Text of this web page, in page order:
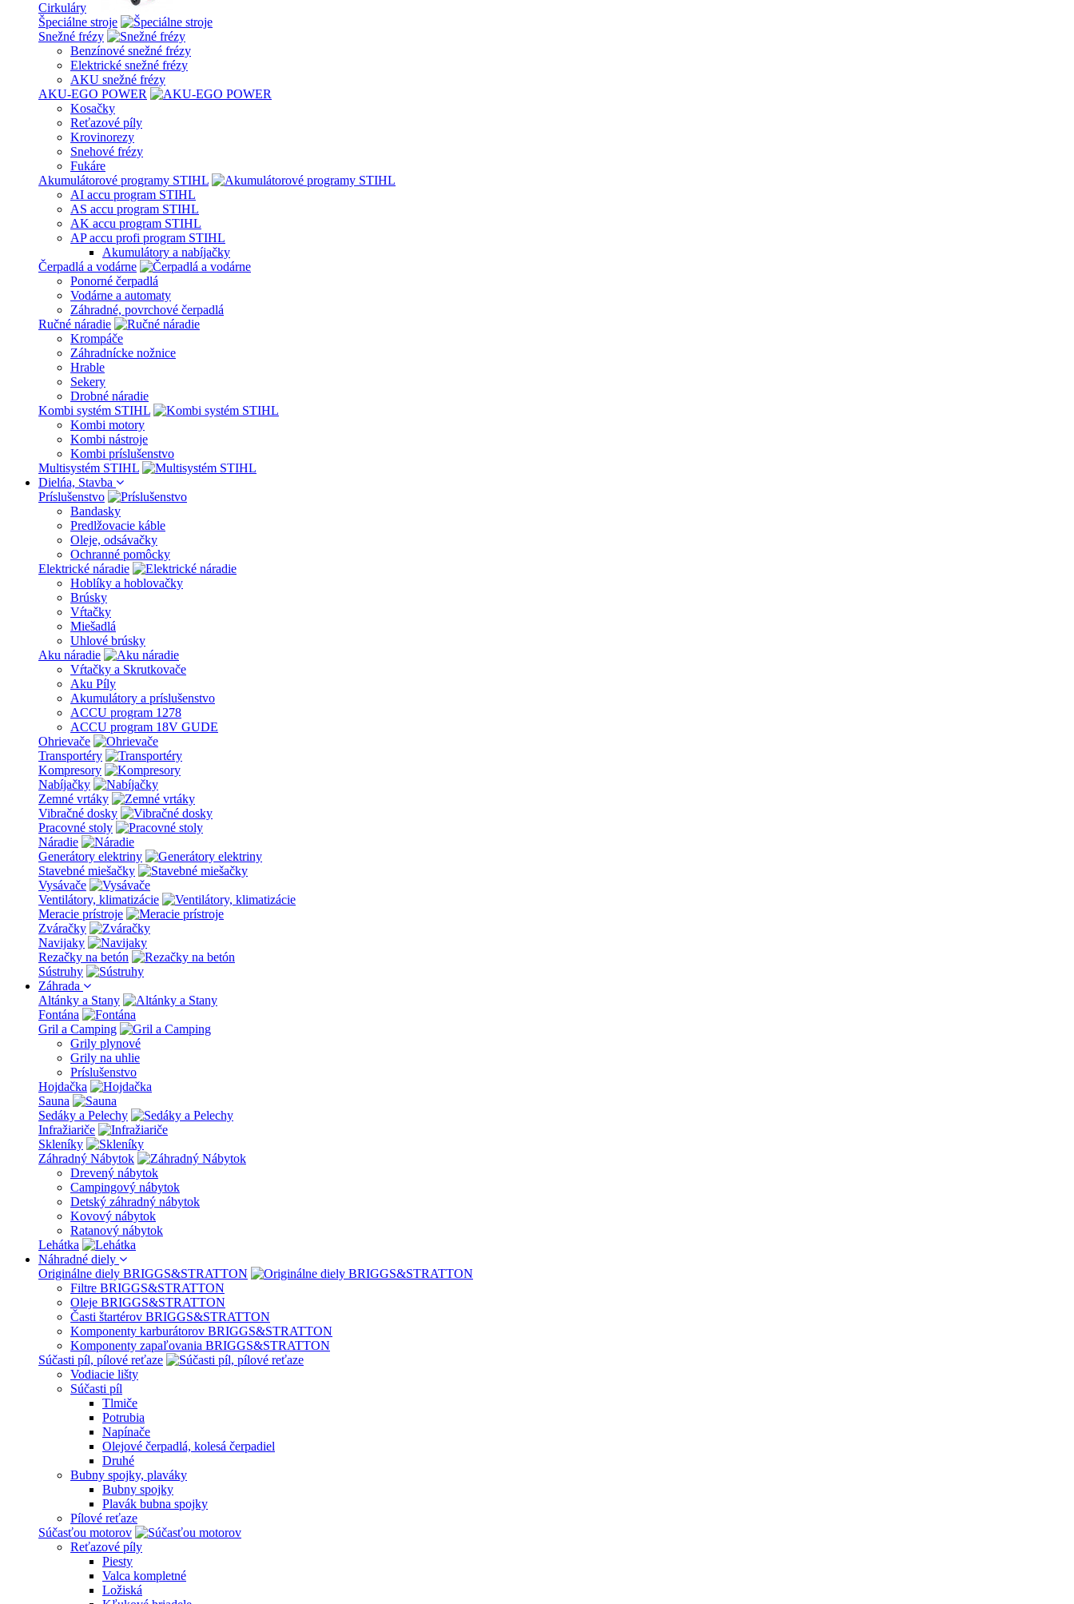
Cirkuláry
Špeciálne stroje
Snežné frézy
Benzínové snežné frézy
Elektrické snežné frézy
AKU snežné frézy
AKU-EGO POWER
Kosačky
Reťazové píly
Krovinorezy
Snehové frézy
Fukáre
Akumulátorové programy STIHL
AI accu program STIHL
AS accu program STIHL
AK accu program STIHL
AP accu profi program STIHL
Akumulátory a nabíjačky
Čerpadlá a vodárne
Ponorné čerpadlá
Vodárne a automaty
Záhradné, povrchové čerpadlá
Ručné náradie
Krompáče
Záhradnícke nožnice
Hrable
Sekery
Drobné náradie
Kombi systém STIHL
Kombi motory
Kombi nástroje
Kombi príslušenstvo
Multisystém STIHL
Dielńa, Stavba
Príslušenstvo
Bandasky
Predlžovacie káble
Oleje, odsávačky
Ochranné pomôcky
Elektrické náradie
Hoblíky a hoblovačky
Brúsky
Vŕtačky
Miešadlá
Uhlové brúsky
Aku náradie
Vŕtačky a Skrutkovače
Aku Píly
Akumulátory a príslušenstvo
ACCU program 1278
ACCU program 18V GUDE
Ohrievače
Transportéry
Kompresory
Nabíjačky
Zemné vrtáky
Vibračné dosky
Pracovné stoly
Náradie
Generátory elektriny
Stavebné miešačky
Vysávače
Ventilátory, klimatizácie
Meracie prístroje
Zváračky
Navijaky
Rezačky na betón
Sústruhy
Záhrada
Altánky a Stany
Fontána
Gril a Camping
Grily plynové
Grily na uhlie
Príslušenstvo
Hojdačka
Sauna
Sedáky a Pelechy
Infražiariče
Skleníky
Záhradný Nábytok
Drevený nábytok
Campingový nábytok
Detský záhradný nábytok
Kovový nábytok
Ratanový nábytok
Lehátka
Náhradné diely
Originálne diely BRIGGS&STRATTON
Filtre BRIGGS&STRATTON
Oleje BRIGGS&STRATTON
Časti štartérov BRIGGS&STRATTON
Komponenty karburátorov BRIGGS&STRATTON
Komponenty zapaľovania BRIGGS&STRATTON
Súčasti píl, pílové reťaze
Vodiacie lišty
Súčasti píl
Tlmiče
Potrubia
Napínače
Olejové čerpadlá, kolesá čerpadiel
Druhé
Bubny spojky, plaváky
Bubny spojky
Plavák bubna spojky
Pílové reťaze
Súčasťou motorov
Reťazové píly
Piesty
Valca kompletné
Ložiská